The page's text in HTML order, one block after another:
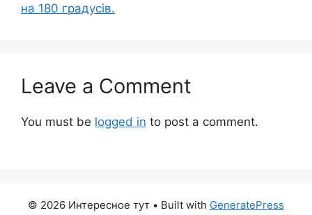
на 180 градусів.
Leave a Comment
You must be logged in to post a comment.
© 2026 Интересное тут • Built with GeneratePress